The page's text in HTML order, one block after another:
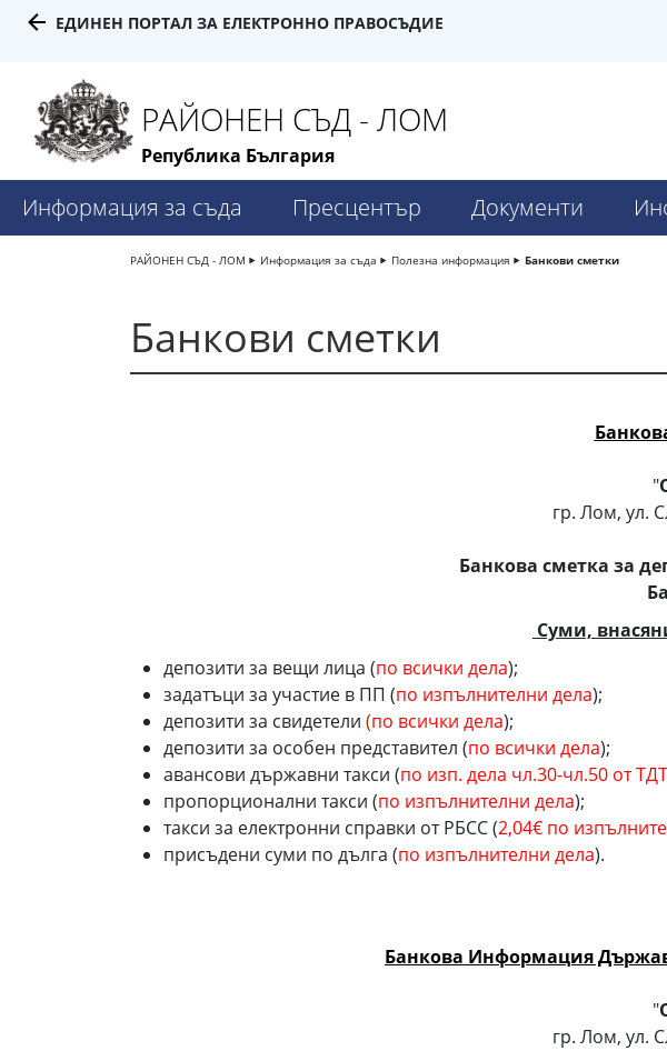
ЕДИНЕН ПОРТАЛ ЗА ЕЛЕКТРОННО ПРАВОСЪДИЕ
РАЙОНЕН СЪД - ЛОМ
Република България
Информация за съда Пресцентър Документи
РАЙОНЕН СЪД - ЛОМ Информация за съда Полезна информация Банкови сметки
Банкови сметки
"
гр. Лом, ул.
Банкова сметка за
Суми,
депозити за вещи лица (по всички дела);
задатъци за участие в ПП (по изпълнителни дела);
депозити за свидетели (по всички дела);
депозити за особен представител (по всички дела);
авансови държавни такси (по изп. дела чл.30-чл.50 от
пропорционални такси (по изпълнителни дела);
такси за електронни справки от РБСС (2,04€ по
присъдени суми по дълга (по изпълнителни дела).
Банкова Информация
"
гр. Лом, ул.